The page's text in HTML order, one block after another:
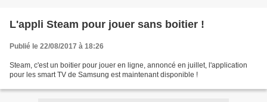
L'appli Steam pour jouer sans boitier !
Publié le 22/08/2017 à 18:26
Steam, c'est un boitier pour jouer en ligne, annoncé en juillet, l'application
pour les smart TV de Samsung est maintenant disponible !